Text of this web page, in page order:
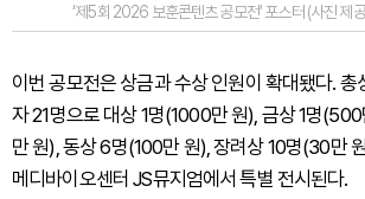
‘제5회 2026 보훈콘텐츠 공모전’ 포스터 (사진 제
이번 공모전은 상금과 수상 인원이 확대됐다.
자 21명으로 대상 1명(1000만 원), 금상 1명
만 원), 동상 6명(100만 원), 장려상 10명(30만
메디바이오센터 JS뮤지엄에서 특별 전시된다.